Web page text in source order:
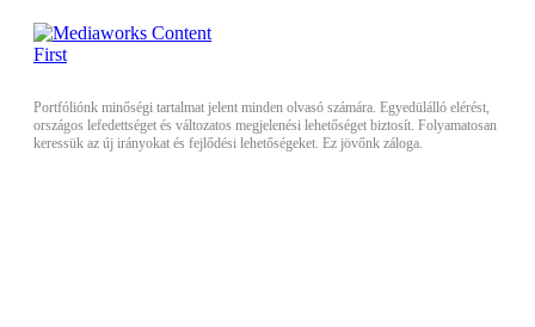
Portfóliónk minőségi tartalmat jelent minden olvasó számára. Egyedülálló elérést,
országos lefedettséget és változatos megjelenési lehetőséget biztosít. Folyamatosan
keressük az új irányokat és fejlődési lehetőségeket. Ez jövőnk záloga.